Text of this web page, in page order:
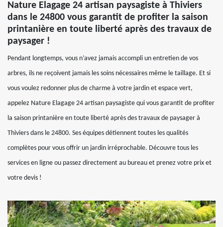
Nature Elagage 24 artisan paysagiste à Thiviers
dans le 24800 vous garantit de profiter la saison
printanière en toute liberté après des travaux de
paysager !
Pendant longtemps, vous n’avez jamais accompli un entretien de vos
arbres, ils ne reçoivent jamais les soins nécessaires même le taillage. Et si
vous voulez redonner plus de charme à votre jardin et espace vert,
appelez Nature Elagage 24 artisan paysagiste qui vous garantit de profiter
la saison printanière en toute liberté après des travaux de paysager à
Thiviers dans le 24800. Ses équipes détiennent toutes les qualités
complètes pour vous offrir un jardin irréprochable. Découvre tous les
services en ligne ou passez directement au bureau et prenez votre prix et
votre devis !